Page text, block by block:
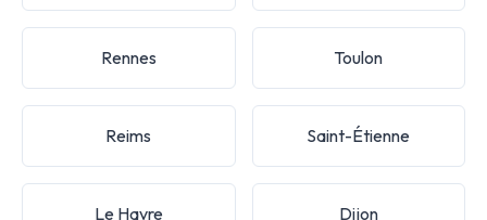
Rennes Toulon
Reims Saint-Étienne
Le Havre Dijon